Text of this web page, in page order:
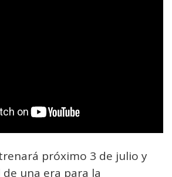
próximo 3 de julio y
una era para la